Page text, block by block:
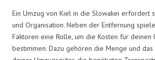
Ein Umzug von Kiel in die Slowakei erfordert
und Organisation. Neben der Entfernung
Faktoren eine Rolle, um die Kosten für deinen
bestimmen. Dazu gehören die Menge und das